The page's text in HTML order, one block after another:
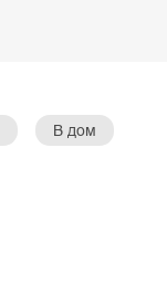
В дом